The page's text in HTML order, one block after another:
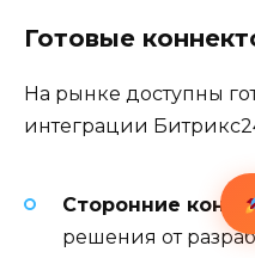
Готовые
На рынке доступны
интеграции
Сторонние
решения от